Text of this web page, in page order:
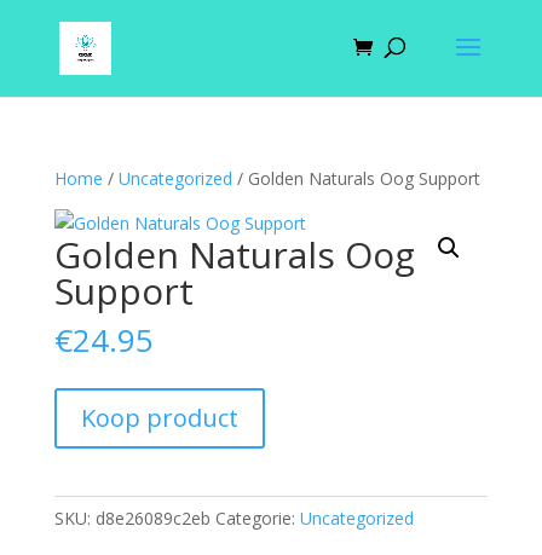
Home / Uncategorized / Golden Naturals Oog Support
Golden Naturals Oog
Support
€24.95
Koop product
SKU: d8e26089c2eb Categorie: Uncategorized